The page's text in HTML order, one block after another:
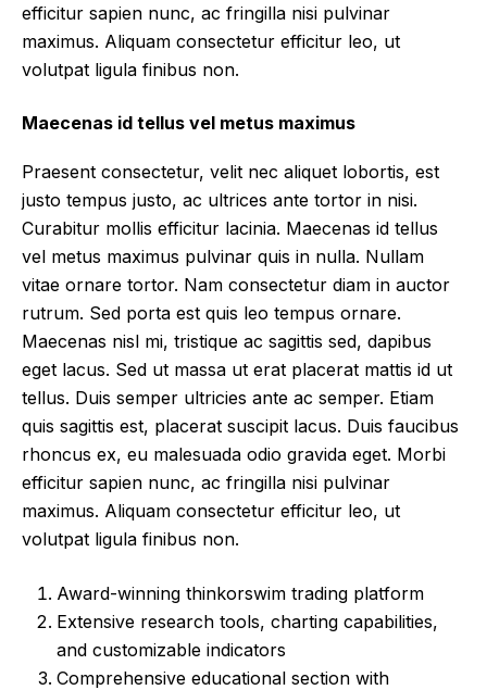
efficitur sapien nunc, ac fringilla nisi pulvinar
maximus. Aliquam consectetur efficitur leo, ut
volutpat ligula finibus non.
Maecenas id tellus vel metus maximus
Praesent consectetur, velit nec aliquet lobortis, est
justo tempus justo, ac ultrices ante tortor in nisi.
Curabitur mollis efficitur lacinia. Maecenas id tellus
vel metus maximus pulvinar quis in nulla. Nullam
vitae ornare tortor. Nam consectetur diam in auctor
rutrum. Sed porta est quis leo tempus ornare.
Maecenas nisl mi, tristique ac sagittis sed, dapibus
eget lacus. Sed ut massa ut erat placerat mattis id ut
tellus. Duis semper ultricies ante ac semper. Etiam
quis sagittis est, placerat suscipit lacus. Duis faucibus
rhoncus ex, eu malesuada odio gravida eget. Morbi
efficitur sapien nunc, ac fringilla nisi pulvinar
maximus. Aliquam consectetur efficitur leo, ut
volutpat ligula finibus non.
Award-winning thinkorswim trading platform
Extensive research tools, charting capabilities,
and customizable indicators
Comprehensive educational section with